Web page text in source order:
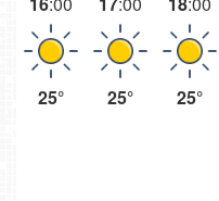
25° 25° 25°